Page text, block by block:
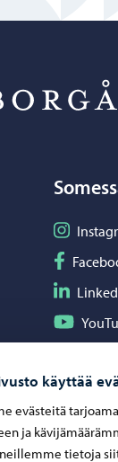
käyttää
evästeitä
ja
tietoja
Seuraa
Seuraa
Seuraa
Seuraa